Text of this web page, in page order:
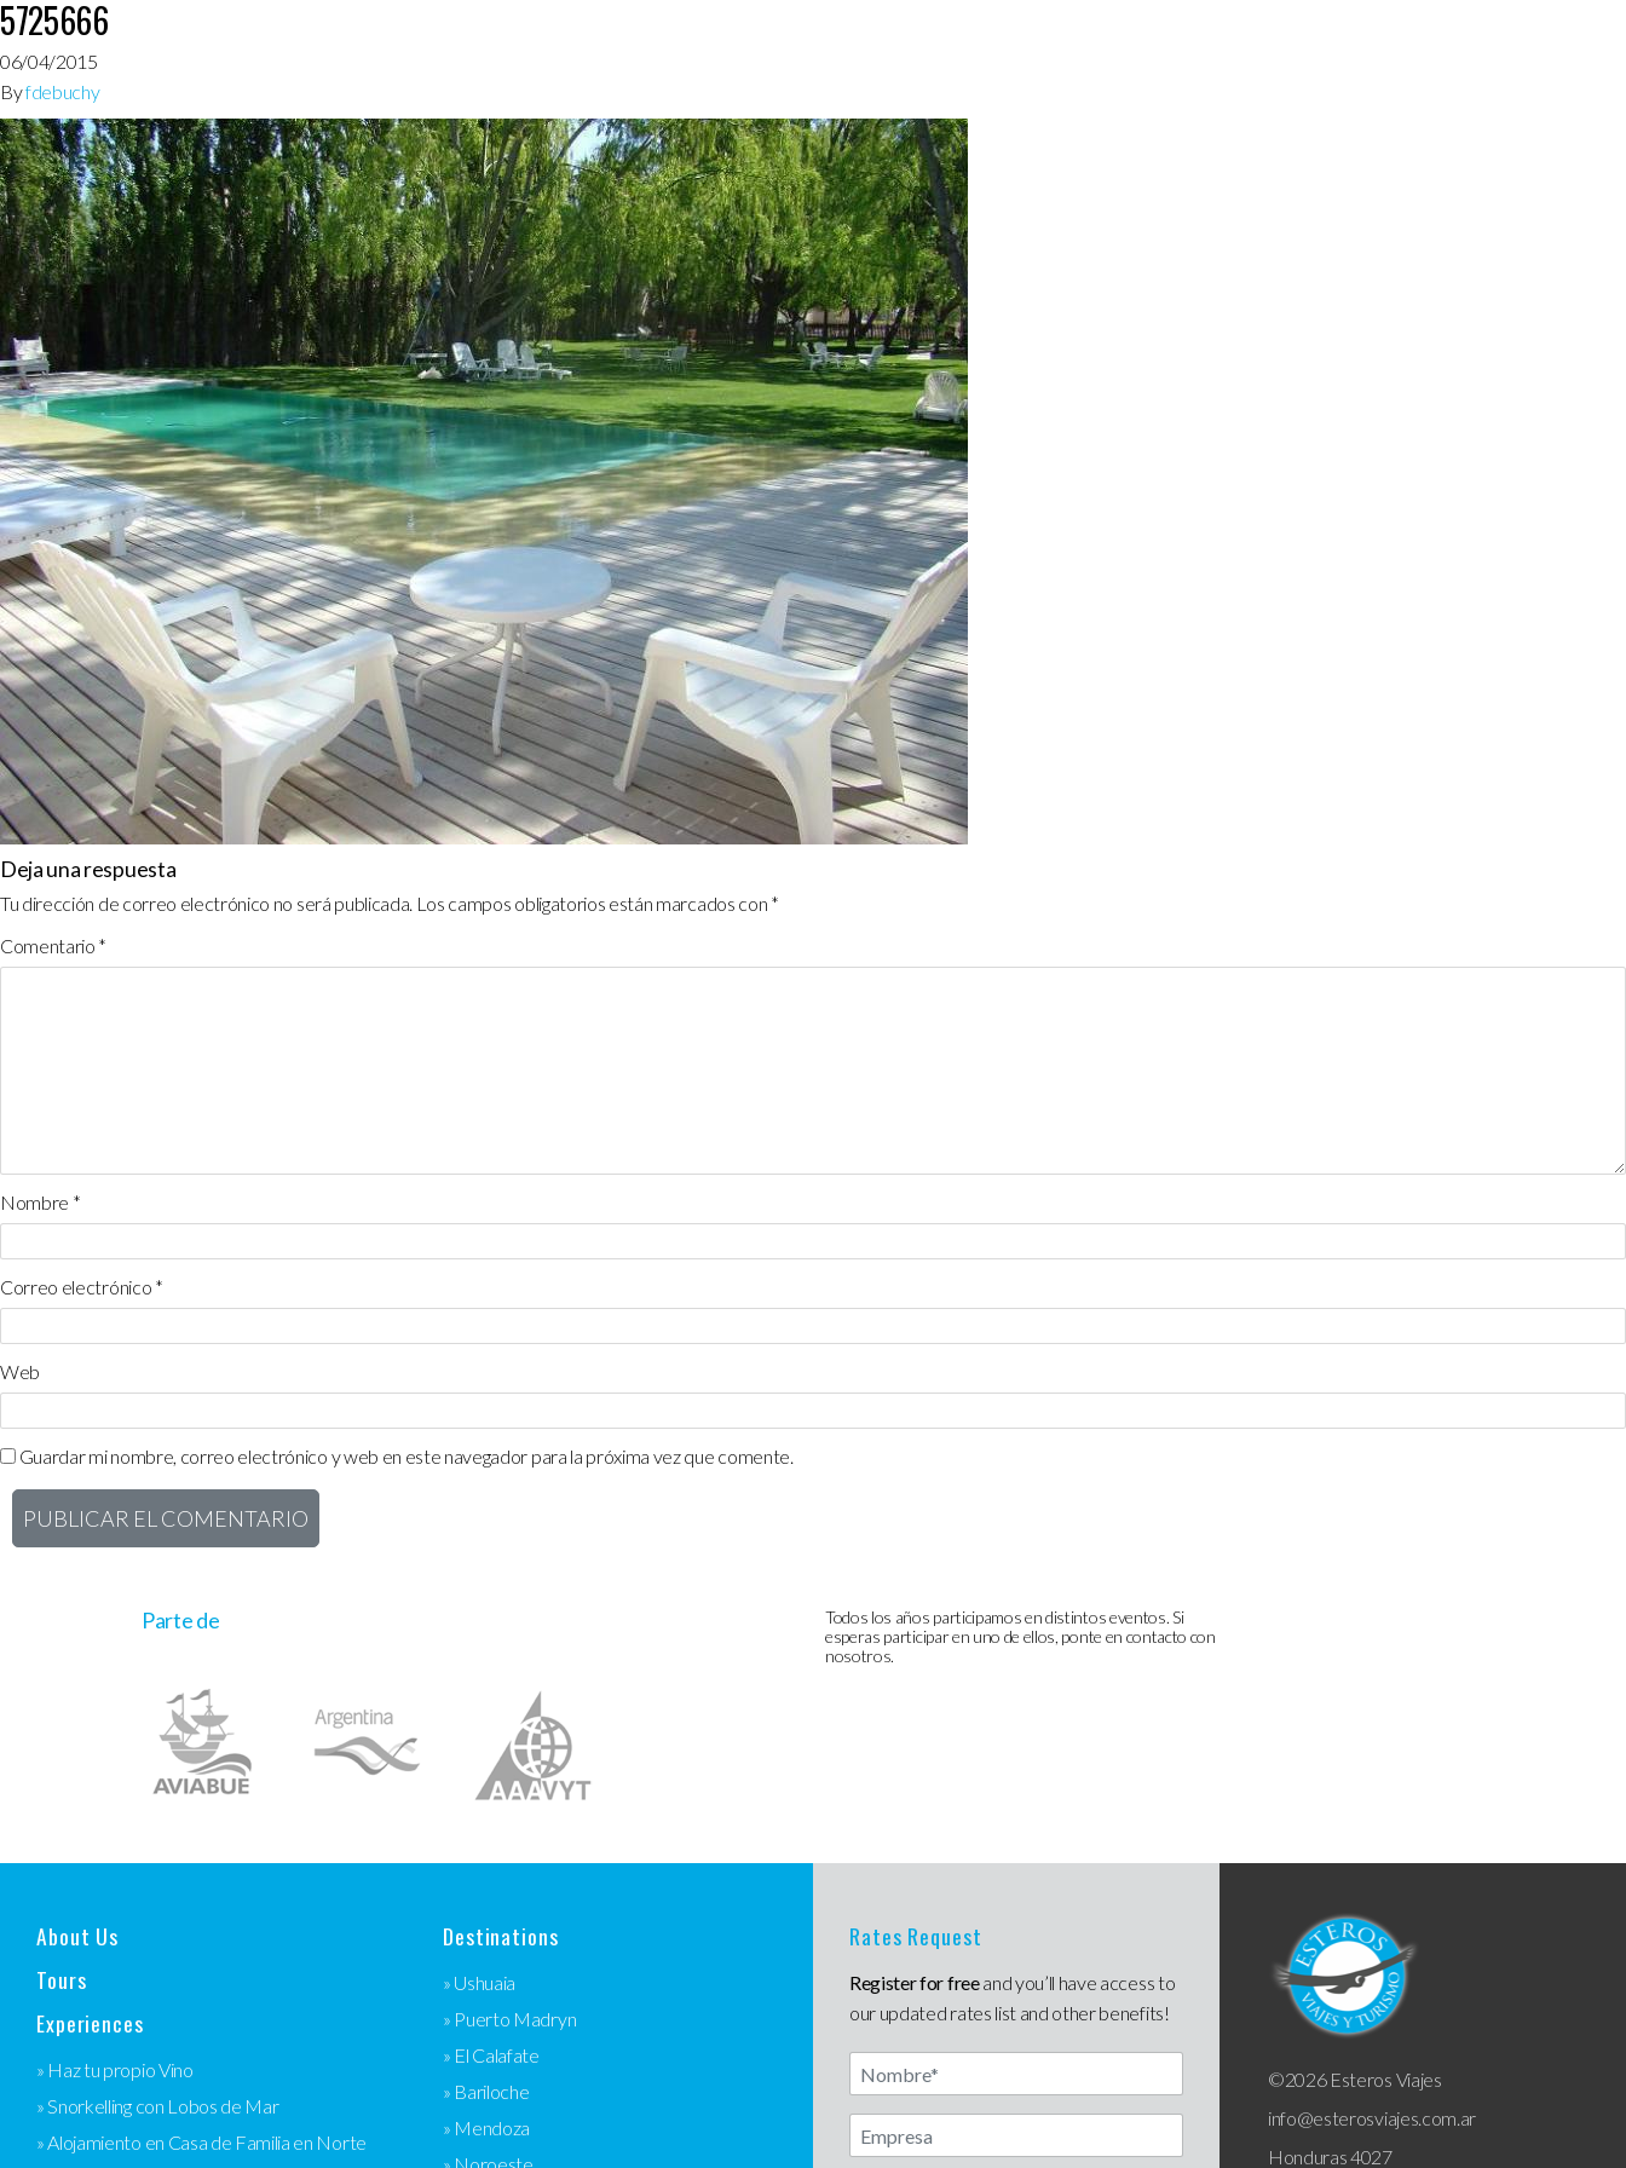
5725666
06/04/2015
Byfdebuchy
Deja una respuesta
Tu dirección de correo electrónico no será publicada. Los campos obligatorios están marcados con *
Comentario *
Nombre *
Correo electrónico *
Web
Guardar mi nombre, correo electrónico y web en este navegador para la próxima vez que comente.
Parte de
Todos los años participamos en distintos eventos. Si
esperas participar en uno de ellos, ponte en contacto con
nosotros.
About Us
Tours
Experiences
» Haz tu propio Vino
» Snorkelling con Lobos de Mar
» Alojamiento en Casa de Familia en Norte
Destinations
» Ushuaia
» Puerto Madryn
» El Calafate
» Bariloche
» Mendoza
Rates Request
Register for freeand you’ll have access to
our updated rates list and other benefits!
Nombre
©2026 Esteros Viajes
info@esterosviajes.com.ar
Honduras 4027